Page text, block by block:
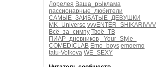
Лорелея Ваша_рЫклама
пассионарные_любители
САМЫЕ_ЗАИБАТЫЕ_ДЕВУШКИ
MK_Universe vvvENTER_SHIKARIVVV
Всё_за_симпу Твоё_ТВ
ПИАР_дневников
_Your_Style_
COMEDICLAB Emo_boys emoemo
tatu-Volkova WE_SEXY